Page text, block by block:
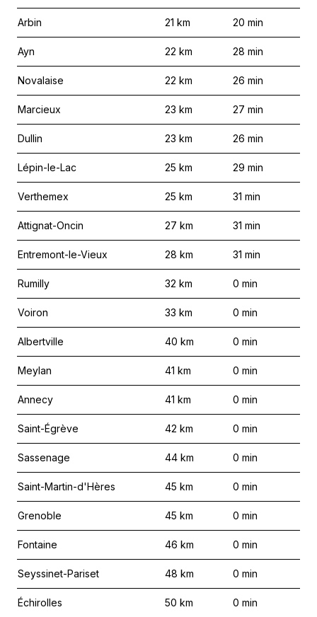
Arbin 21 km 20 min
Ayn 22 km 28 min
Novalaise 22 km 26 min
Marcieux 23 km 27 min
Dullin 23 km 26 min
Lépin-le-Lac 25 km 29 min
Verthemex 25 km 31 min
Attignat-Oncin 27 km 31 min
Entremont-le-Vieux 28 km 31 min
Rumilly 32 km 0 min
Voiron 33 km 0 min
Albertville 40 km 0 min
Meylan 41 km 0 min
Annecy 41 km 0 min
Saint-Égrève 42 km 0 min
Sassenage 44 km 0 min
Saint-Martin-d'Hères 45 km 0 min
Grenoble 45 km 0 min
Fontaine 46 km 0 min
Seyssinet-Pariset 48 km 0 min
Échirolles 50 km 0 min